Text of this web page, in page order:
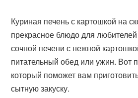
Куриная печень с картошкой на
прекрасное блюдо для
сочной печени с нежной
питательный обед или ужин. Вот
который поможет вам
сытную закуску.